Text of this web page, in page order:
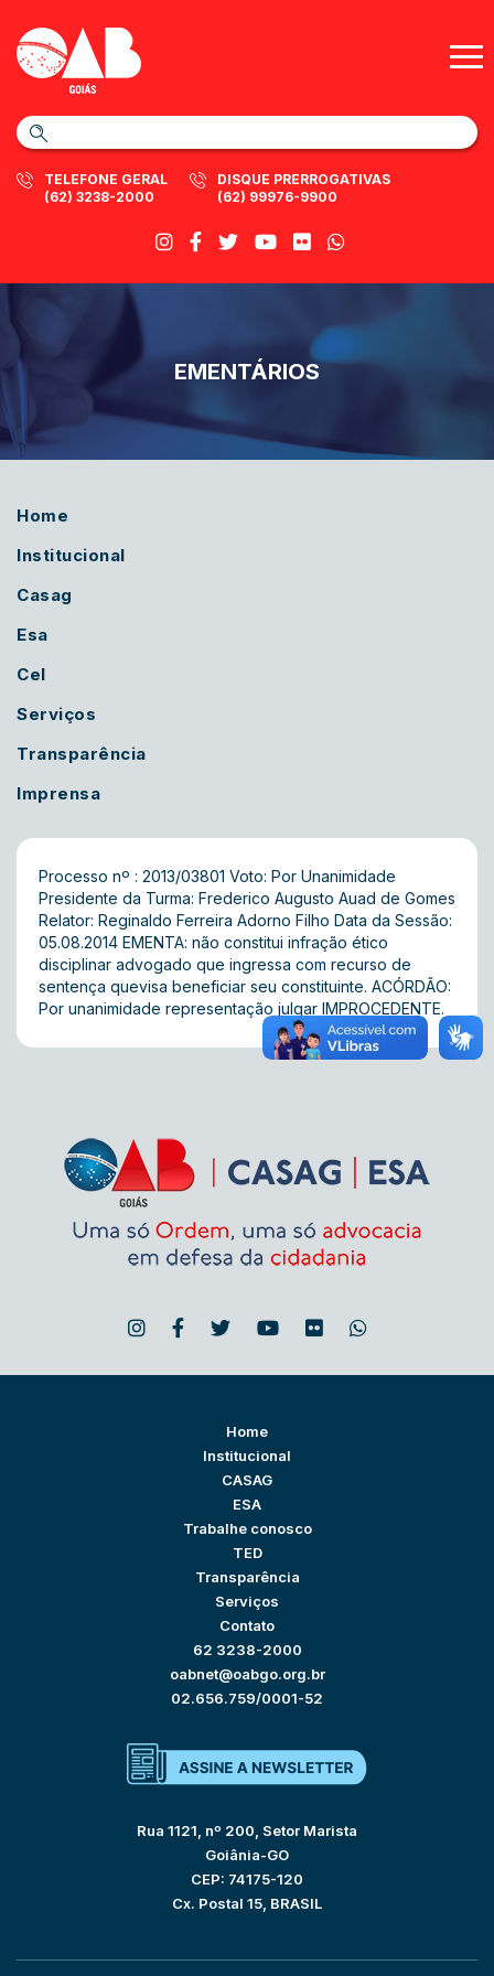
TELEFONE GERAL
(62) 3238-2000
DISQUE PRERROGATIVAS
(62) 99976-9900
EMENTÁRIOS
Home
Institucional
Casag
Esa
Cel
Serviços
Transparência
Imprensa
Processo nº : 2013/03801 Voto: Por Unanimidade
Presidente da Turma: Frederico Augusto Auad de Gomes
Relator: Reginaldo Ferreira Adorno Filho Data da Sessão:
05.08.2014 EMENTA: não constitui infração ético
disciplinar advogado que ingressa com recurso de
sentença quevisa beneficiar seu constituinte. ACÓRDÃO:
Por unanimidade representação julgar IMPROCEDENTE.
Home
Institucional
CASAG
ESA
Trabalhe conosco
TED
Transparência
Serviços
Contato
62 3238-2000
oabnet@oabgo.org.br
02.656.759/0001-52
Rua 1121, nº 200, Setor Marista
Goiânia-GO
CEP: 74175-120
Cx. Postal 15, BRASIL